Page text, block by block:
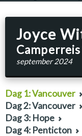
Joyce
september 2024
Dag 1: Vancouver
Dag 2: Vancouver
Dag 3: Hope
Dag 4: Penticton